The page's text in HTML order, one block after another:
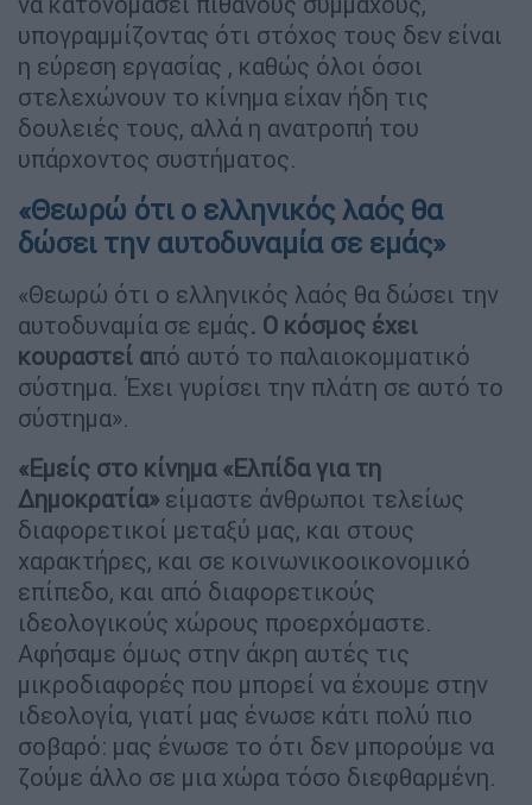
υπογραμμίζοντας ότι στόχος τους δεν είναι
η εύρεση εργασίας , καθώς όλοι όσοι
στελεχώνουν το κίνημα είχαν ήδη τις
δουλειές τους, αλλά η ανατροπή του
υπάρχοντος συστήματος.
«Θεωρώ ότι ο ελληνικός λαός θα
δώσει την αυτοδυναμία σε εμάς»
«Θεωρώ ότι ο ελληνικός λαός θα δώσει την
αυτοδυναμία σε εμάς. Ο κόσμος έχει
κουραστεί από αυτό το παλαιοκομματικό
σύστημα. Έχει γυρίσει την πλάτη σε αυτό το
σύστημα».
«Εμείς στο κίνημα «Ελπίδα για τη
Δημοκρατία» είμαστε άνθρωποι τελείως
διαφορετικοί μεταξύ μας, και στους
χαρακτήρες, και σε κοινωνικοοικονομικό
επίπεδο, και από διαφορετικούς
ιδεολογικούς χώρους προερχόμαστε.
Αφήσαμε όμως στην άκρη αυτές τις
μικροδιαφορές που μπορεί να έχουμε στην
ιδεολογία, γιατί μας ένωσε κάτι πολύ πιο
σοβαρό: μας ένωσε το ότι δεν μπορούμε να
ζούμε άλλο σε μια χώρα τόσο διεφθαρμένη.